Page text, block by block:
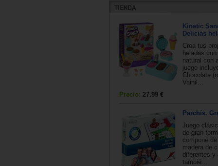
Kinetic
Delicias
Crea tus
heladas
natural con
juego
Chocolate
Vainil...
Precio: 27.99 €
Parchís.
Juego
de gran
compone
madera de
diferentes y
tambié...